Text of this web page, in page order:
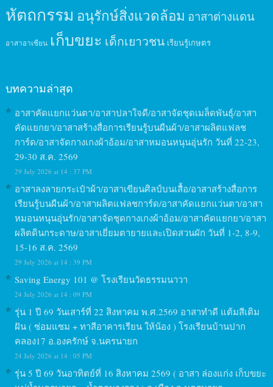
หัตถกรรม อนุรักษ์สิ่งแวดล้อม อาสาต่างแดน
อาสาอาเซียน เก็บขยะ เด็กเยาวชน เรียนรู้เกษตร
บทความล่าสุด
อาสาคัดแยกแว่นตา/อาสาปลาใจดี/อาสาจัดชุดเมล็ดพันธุ์/อาสา
คัดแยกยา/อาสาสร้างสื่อการเรียนรู้บนผืนผ้า/อาสาผลิตแฟลช
การ์ด/อาสาจัดกางเกงผ้าอ้อม/อาสาหมอนหนุนอุ่นรัก วันที่ 22-23,
29-30 ส.ค. 2569
29 July 2026 at 14 : 37 PM
อาสาลงลายกระเป๋าผ้า/อาสาเขียนศิลป์บนเสื้อ/อาสาสร้างสื่อการ
เรียนรู้บนผืนผ้า/อาสาผลิตแฟลชการ์ด/อาสาคัดแยกแว่นตา/อาสา
หมอนหนุนอุ่นรัก/อาสาจัดชุดกางเกงผ้าอ้อม/อาสาคัดแยกยา/อาสา
ผลิตดินกระดาษ/อาสาเยี่ยมตายายและเปิดสวนผัก วันที่ 1-2, 8-9,
15-16 ส.ค. 2569
29 July 2026 at 14 : 39 PM
Saving Energy 101 @ โรงเรียนวัดธรรมนาวา
24 July 2026 at 14 : 09 PM
รุ่น 1 ปี 69 วันเสาร์ที่ 22 สิงหาคม พ.ศ.2569 อาสาทำดี แต้มสีเติม
ฝัน ( ซ่อมแซม + ทาสีอาคารเรียน ให้น้อง ) โรงเรียนบ้านปาก
คลอง17 อ.องครักษ์ จ.นครนายก
24 July 2026 at 14 : 05 PM
รุ่น 5 ปี 69 วันอาทิตย์ที่ 16 สิงหาคม 2569 ( อาสา ล่องแก่ง เก็บขยะ